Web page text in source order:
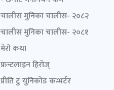
चालीस मुनिका चालीस- २०८२
चालीस मुनिका चालीस- २०८१
मेरो कथा
फ्रन्टलाइन हिरोज्
प्रीति टु युनिकोड कन्भर्टर